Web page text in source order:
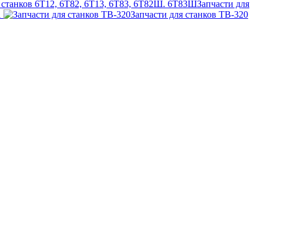
Запчасти для
Запчасти для станков ТВ-320